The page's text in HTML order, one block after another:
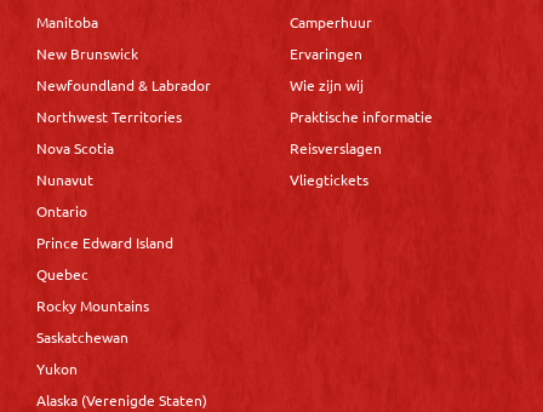
Manitoba
New Brunswick
Newfoundland & Labrador
Northwest Territories
Nova Scotia
Nunavut
Ontario
Prince Edward Island
Quebec
Rocky Mountains
Saskatchewan
Yukon
Alaska (Verenigde Staten)
Camperhuur
Ervaringen
Wie zijn wij
Praktische informatie
Reisverslagen
Vliegtickets